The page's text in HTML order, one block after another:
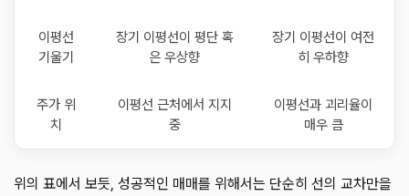
이평선
기울기
장기 이평선이 평단 혹
은 우상향
장기 이평선이 여전
히 우하향
주가 위
치
이평선 근처에서 지지
중
이평선과 괴리율이
매우 큼
위의 표에서 보듯, 성공적인 매매를 위해서는 단순히 선의 교차만을